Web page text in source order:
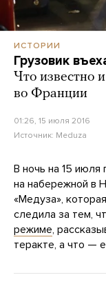
ИСТОРИИ
Грузовик
Что известно
во Франции
01:26, 15 июля 2016
Источник: Meduza
В ночь на 15 июля
на набережной в
«Медуза»,
следила за тем,
режиме,
теракте, а что —